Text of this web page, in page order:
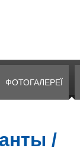
ФОТОГАЛЕРЕЇ
/